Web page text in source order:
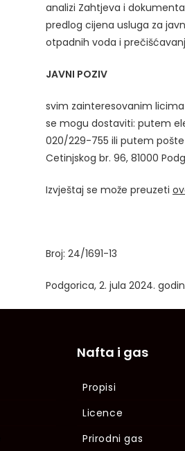
analizi Zahtjeva i
predlog cijena usluga za
otpadnih voda i
JAVNI POZIV
svim zainteresovanim
se mogu dostaviti: putem
020/229-755 ili putem
Cetinjskog br. 96, 81000
Izvještaj se može preuzeti
Broj: 24/1691-13
Podgorica, 2. jula 2024.
Nafta i gas
Propisi
Licence
Prirodni gas